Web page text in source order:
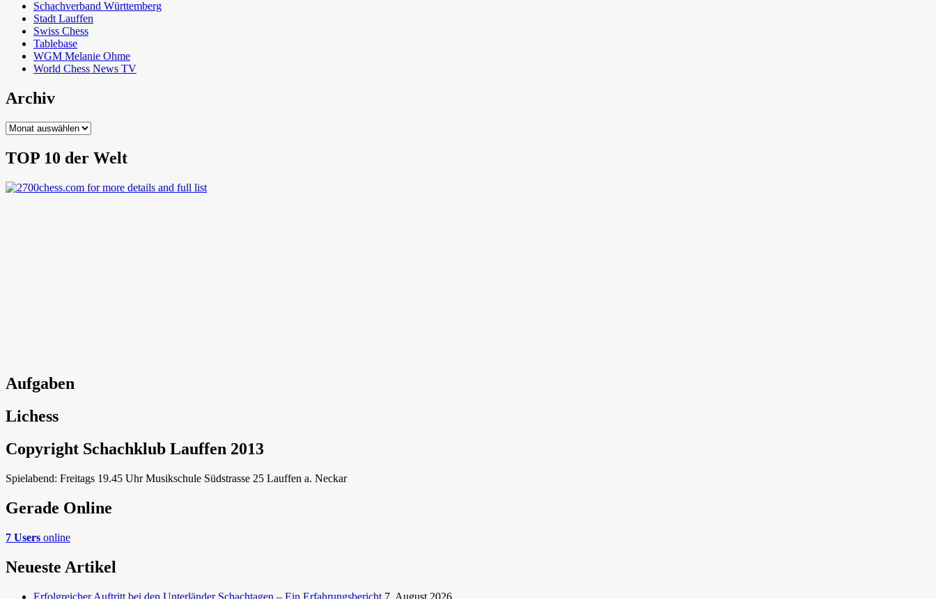
Schachverband Württemberg
Stadt Lauffen
Swiss Chess
Tablebase
WGM Melanie Ohme
World Chess News TV
Archiv
Archiv
TOP 10 der Welt
Aufgaben
Lichess
Copyright Schachklub Lauffen 2013
Spielabend: Freitags 19.45 Uhr Musikschule Südstrasse 25 Lauffen a. Neckar
Gerade Online
7 Users online
Neueste Artikel
Erfolgreicher Auftritt bei den Unterländer Schachtagen – Ein Erfahrungsbericht 7. August 2026